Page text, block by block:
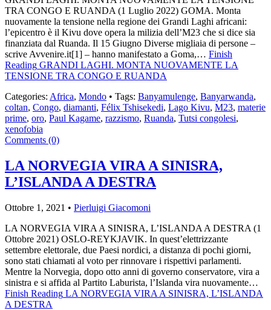
TRA CONGO E RUANDA (1 Luglio 2022) GOMA. Monta
nuovamente la tensione nella regione dei Grandi Laghi africani:
l’epicentro è il Kivu dove opera la milizia dell’M23 che si dice sia
finanziata dal Ruanda. Il 15 Giugno Diverse migliaia di persone –
scrive Avvenire.it[1] – hanno manifestato a Goma,… Finish
Reading GRANDI LAGHI. MONTA NUOVAMENTE LA
TENSIONE TRA CONGO E RUANDA
Categories: Africa, Mondo • Tags: Banyamulenge, Banyarwanda,
coltan, Congo, diamanti, Félix Tshisekedi, Lago Kivu, M23, materie
prime, oro, Paul Kagame, razzismo, Ruanda, Tutsi congolesi,
xenofobia
Comments (0)
LA NORVEGIA VIRA A SINISRA,
L’ISLANDA A DESTRA
Ottobre 1, 2021 • Pierluigi Giacomoni
LA NORVEGIA VIRA A SINISRA, L’ISLANDA A DESTRA (1
Ottobre 2021) OSLO-REYKJAVIK. In quest’elettrizzante
settembre elettorale, due Paesi nordici, a distanza di pochi giorni,
sono stati chiamati al voto per rinnovare i rispettivi parlamenti.
Mentre la Norvegia, dopo otto anni di governo conservatore, vira a
sinistra e si affida al Partito Laburista, l’Islanda vira nuovamente…
Finish Reading LA NORVEGIA VIRA A SINISRA, L’ISLANDA
A DESTRA